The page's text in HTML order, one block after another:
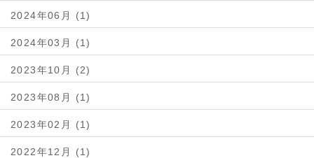
2024年06月 (1)
2024年03月 (1)
2023年10月 (2)
2023年08月 (1)
2023年02月 (1)
2022年12月 (1)